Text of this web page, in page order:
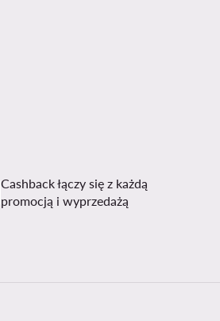
Cashback łączy się z każdą
promocją i wyprzedażą